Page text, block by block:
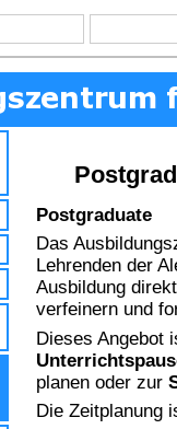
Postgraduate
Das
Lehrenden der
Ausbildung
verfeinern und
Dieses Angebot
planen oder zur
Die Zeitplanung